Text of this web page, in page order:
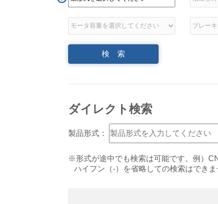
ダイレクト検索
製品形式：
※形式が途中でも検索は可能です。例）
ハイフン（-）を省略しての検索はでき